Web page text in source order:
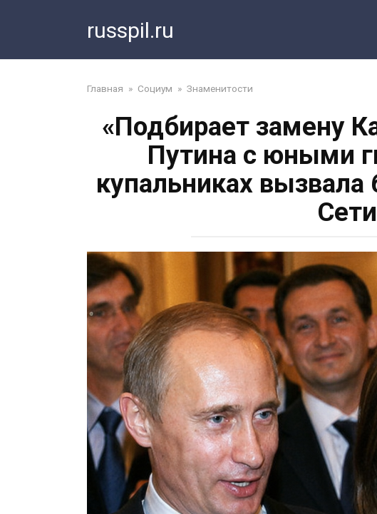
russpil.ru
Главная » Социум » Знаменитости
«Подбирает замену
Путина с юными
купальниках
Сети